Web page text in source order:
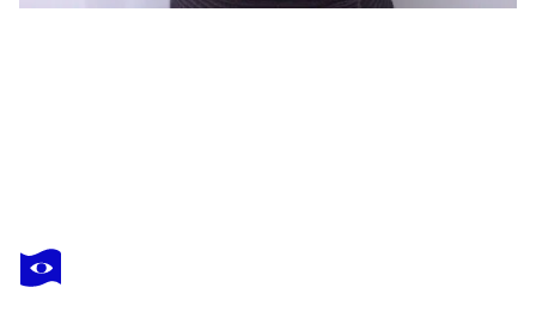
ANNA REZNIKOVA
Spring Bouquet with Beetle